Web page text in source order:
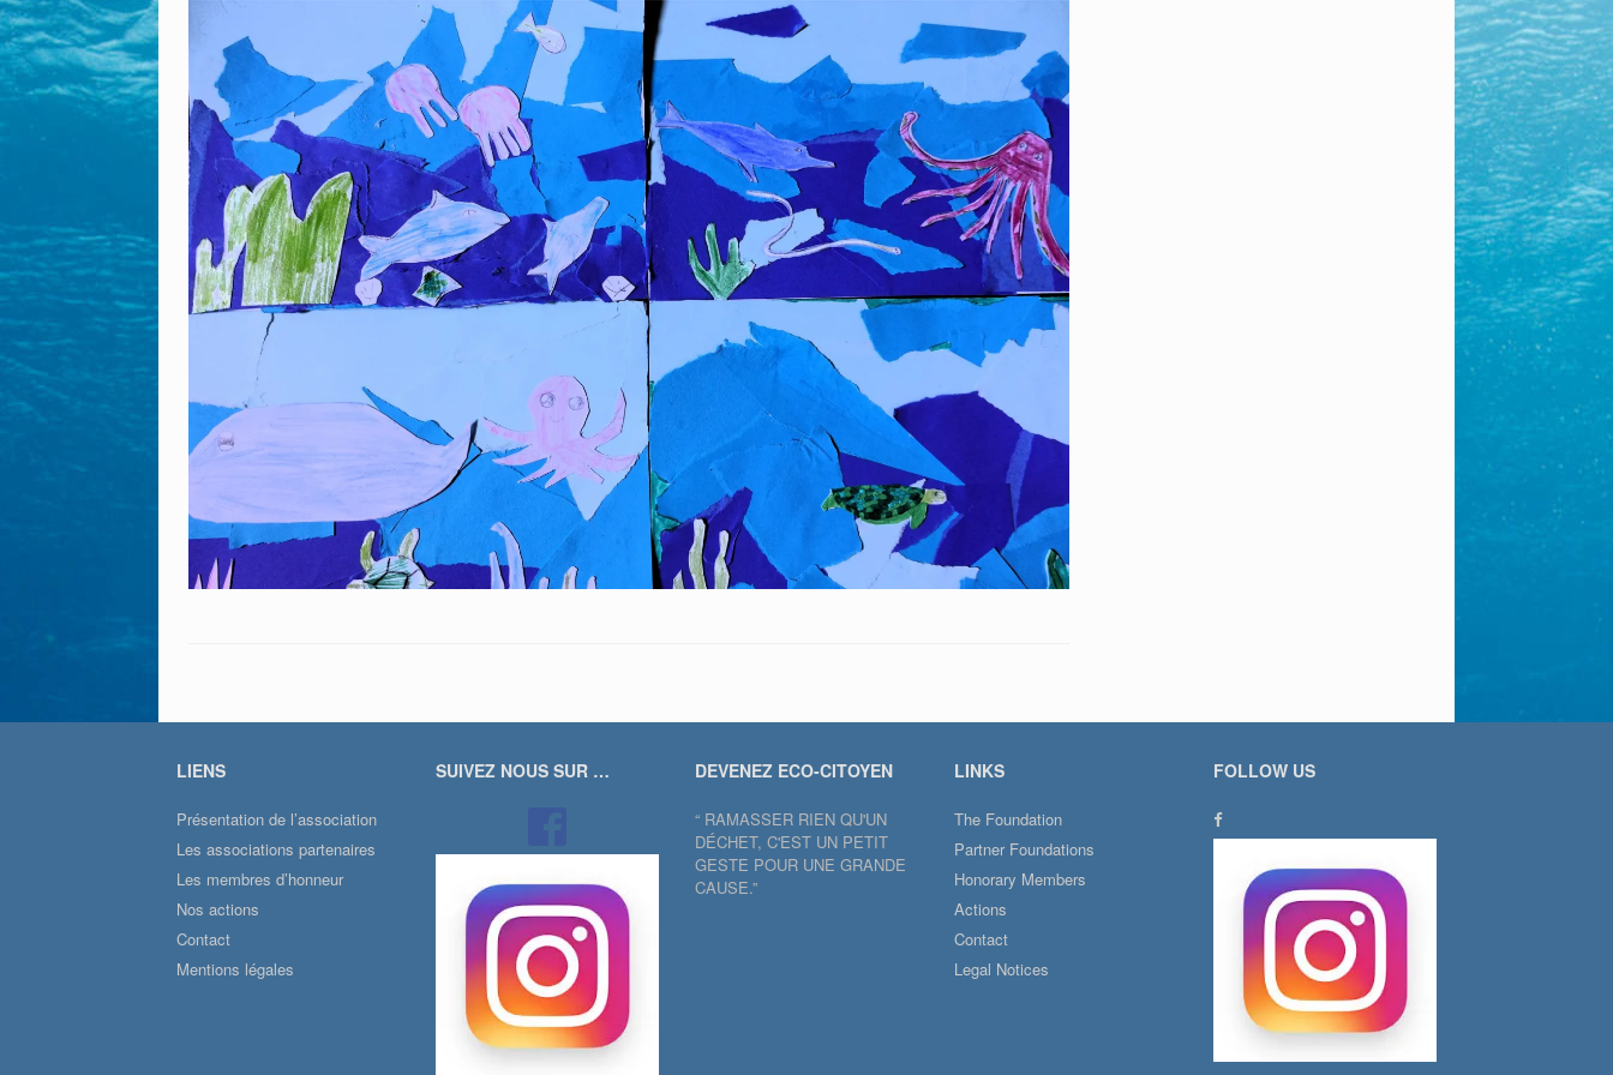
LIENS
Présentation de l’association
Les associations partenaires
Les membres d’honneur
Nos actions
Contact
Mentions légales
SUIVEZ NOUS SUR … DEVENEZ ECO-CITOYEN
“ RAMASSER RIEN QU'UN
DÉCHET, C'EST UN PETIT
GESTE POUR UNE GRANDE
CAUSE.”
LINKS
The Foundation
Partner Foundations
Honorary Members
Actions
Contact
Legal Notices
FOLLOW US